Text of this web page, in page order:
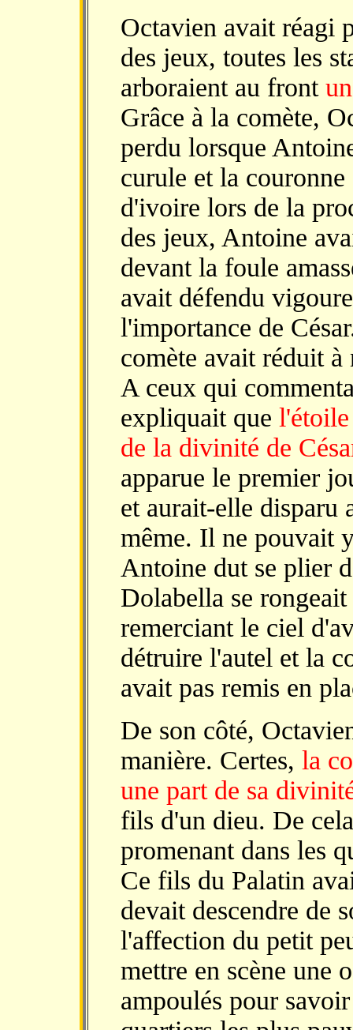
Octavien avait réagi
des jeux, toutes les
arboraient au front
Grâce à la comète,
perdu lorsque
curule et la couronne
d'ivoire lors de la
des jeux, Antoine
devant la foule
avait défendu
l'importance de
comète avait réduit
A ceux qui
expliquait que
de la divinité de
apparue le premier
et aurait-elle disparu
même. Il ne pouvait
Antoine dut se plier
Dolabella se
remerciant le ciel
détruire l'autel et la
avait pas remis en
De son côté,
manière. Certes, la
une part de sa
fils d'un dieu. De
promenant dans les
Ce fils du Palatin
devait descendre de
l'affection du petit
mettre en scène une
ampoulés pour